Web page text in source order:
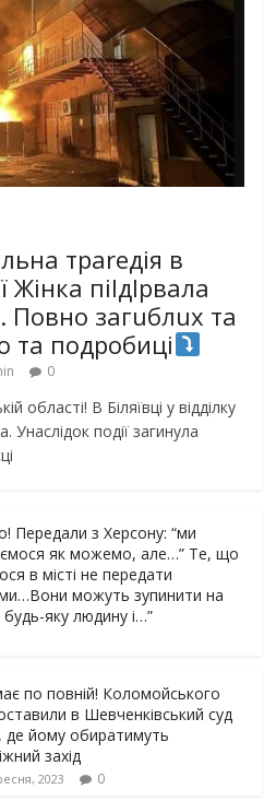
траrедія в
Жінка піlдlрвала
Повно загuблuх та
та подробиці
0
області! В Біляївці у відділку
Унаслідок події загинула
Передали з Херсону: “ми
як можемо, але…” Те, що
в місті не передати
можуть зупинити на
будь-яку людину і…”
по повній! Коломойського
в Шевченківський суд
де йому обиратимуть
захід
2023 0